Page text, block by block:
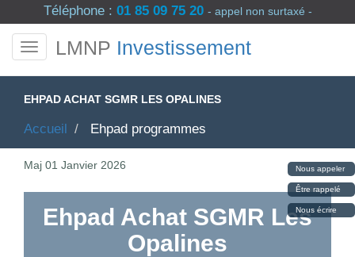
Téléphone : 01 85 09 75 20 - appel non surtaxé -
Nous appeler
Être rappelé
Nous écrire
LMNP Investissement
EHPAD ACHAT SGMR LES OPALINES
Accueil Ehpad programmes
Maj 01 Janvier 2026
Ehpad Achat SGMR Les
Opalines